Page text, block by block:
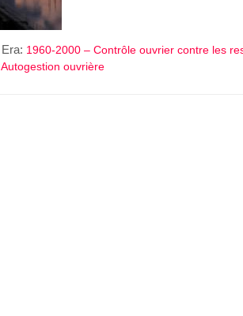
Era: 1960-2000 – Contrôle ouvrier contre les
Autogestion ouvrière